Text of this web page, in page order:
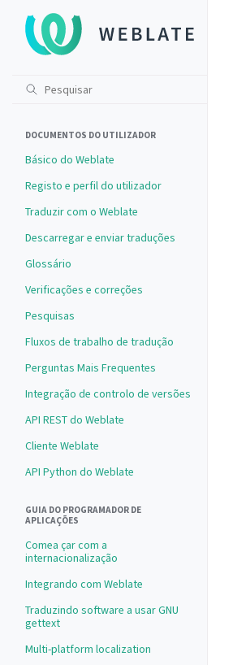
DOCUMENTOS DO UTILIZADOR
Básico do Weblate
Registo e perfil do utilizador
Traduzir com o Weblate
Descarregar e enviar traduções
Glossário
Verificações e correções
Pesquisas
Fluxos de trabalho de tradução
Perguntas Mais Frequentes
Integração de controlo de versões
API REST do Weblate
Cliente Weblate
API Python do Weblate
GUIA DO PROGRAMADOR DE
APLICAÇÕES
Comea çar com a
internacionalização
Integrando com Weblate
Traduzindo software a usar GNU
gettext
Multi-platform localization